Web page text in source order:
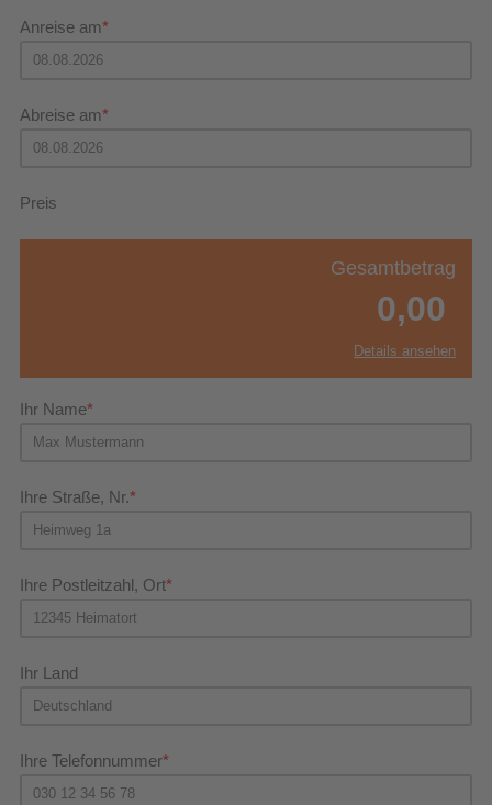
Anreise am
Abreise am
Preis
Gesamtbetrag
0,00 
Details ansehen
Ihr Name
Ihre Straße, Nr.
Ihre Postleitzahl, Ort
Ihr Land
Ihre Telefonnummer